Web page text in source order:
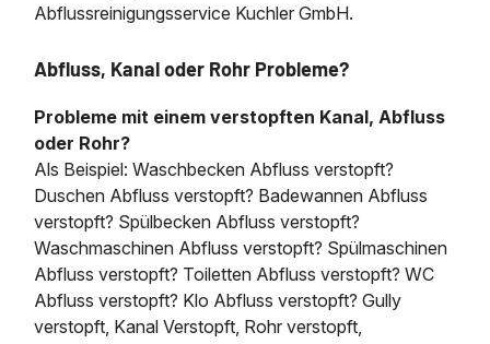
Abflussreinigungsservice Kuchler GmbH.
Abfluss, Kanal oder Rohr Probleme?
Probleme mit einem verstopften Kanal, Abfluss
oder Rohr?
Als Beispiel: Waschbecken Abfluss verstopft?
Duschen Abfluss verstopft? Badewannen Abfluss
verstopft? Spülbecken Abfluss verstopft?
Waschmaschinen Abfluss verstopft? Spülmaschinen
Abfluss verstopft? Toiletten Abfluss verstopft? WC
Abfluss verstopft? Klo Abfluss verstopft? Gully
verstopft, Kanal Verstopft, Rohr verstopft,